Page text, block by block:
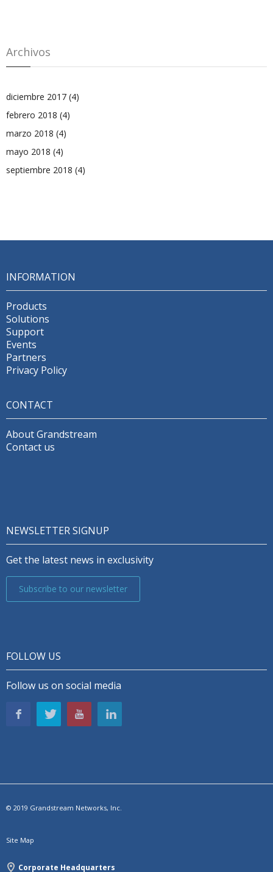
Archivos
diciembre 2017 (4)
febrero 2018 (4)
marzo 2018 (4)
mayo 2018 (4)
septiembre 2018 (4)
INFORMATION
Products
Solutions
Support
Events
Partners
Privacy Policy
CONTACT
About Grandstream
Contact us
NEWSLETTER SIGNUP
Get the latest news in exclusivity
Subscribe to our newsletter
FOLLOW US
Follow us on social media
© 2019 Grandstream Networks, Inc.
Site Map
Corporate Headquarters